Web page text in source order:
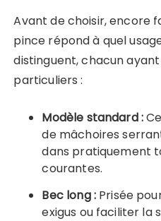
Avant de choisir, encore
pince répond à quel
distinguent, chacun
particuliers :
Modèle standard :
de mâchoires
dans pratiquement
courantes.
Bec long :Prisée
exigus ou faciliter la